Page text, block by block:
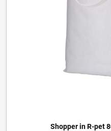
Shopper in R-pet